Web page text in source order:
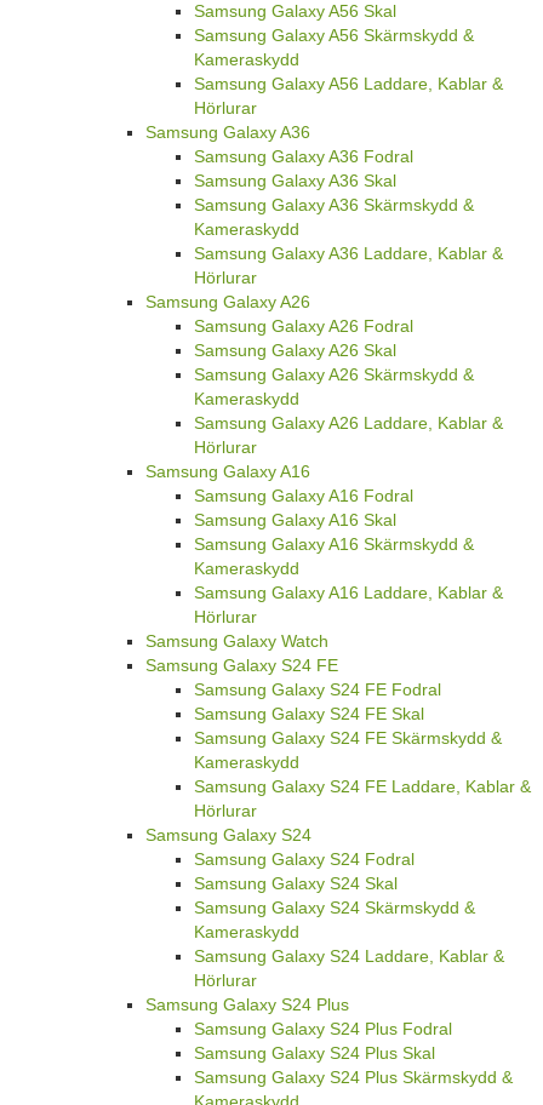
Samsung Galaxy A56 Skal
Samsung Galaxy A56 Skärmskydd &
Kameraskydd
Samsung Galaxy A56 Laddare, Kablar &
Hörlurar
Samsung Galaxy A36
Samsung Galaxy A36 Fodral
Samsung Galaxy A36 Skal
Samsung Galaxy A36 Skärmskydd &
Kameraskydd
Samsung Galaxy A36 Laddare, Kablar &
Hörlurar
Samsung Galaxy A26
Samsung Galaxy A26 Fodral
Samsung Galaxy A26 Skal
Samsung Galaxy A26 Skärmskydd &
Kameraskydd
Samsung Galaxy A26 Laddare, Kablar &
Hörlurar
Samsung Galaxy A16
Samsung Galaxy A16 Fodral
Samsung Galaxy A16 Skal
Samsung Galaxy A16 Skärmskydd &
Kameraskydd
Samsung Galaxy A16 Laddare, Kablar &
Hörlurar
Samsung Galaxy Watch
Samsung Galaxy S24 FE
Samsung Galaxy S24 FE Fodral
Samsung Galaxy S24 FE Skal
Samsung Galaxy S24 FE Skärmskydd &
Kameraskydd
Samsung Galaxy S24 FE Laddare, Kablar &
Hörlurar
Samsung Galaxy S24
Samsung Galaxy S24 Fodral
Samsung Galaxy S24 Skal
Samsung Galaxy S24 Skärmskydd &
Kameraskydd
Samsung Galaxy S24 Laddare, Kablar &
Hörlurar
Samsung Galaxy S24 Plus
Samsung Galaxy S24 Plus Fodral
Samsung Galaxy S24 Plus Skal
Samsung Galaxy S24 Plus Skärmskydd &